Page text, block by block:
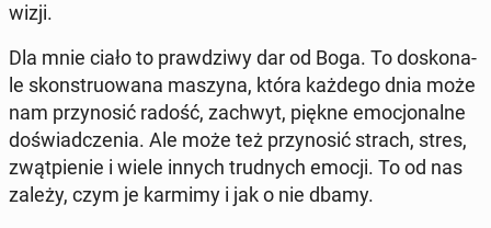
wi­zji.
Dla mnie ciało to praw­dzi­wy dar od Boga. To do­sko­na­
le skon­stru­owa­na maszyna, która każdego dnia może
nam przy­no­sić radość, zachwyt, piękne emo­cjo­nal­ne
do­świad­cze­nia. Ale może też przy­no­sić strach, stres,
zwąt­pie­nie i wiele innych trud­nych emocji. To od nas
zależy, czym je karmimy i jak o nie dbamy.